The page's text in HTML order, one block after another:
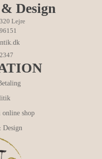
Design
Lejre
online shop
Design